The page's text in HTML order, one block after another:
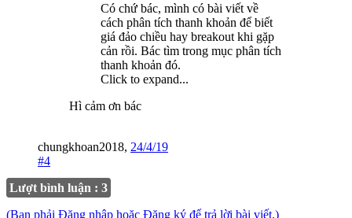
Có chứ bác, mình có bài viết về
cách phân tích thanh khoản để biết
giá đảo chiều hay breakout khi gặp
cản rồi. Bác tìm trong mục phân tích
thanh khoản đó.
Click to expand...
Hì cảm ơn bác
chungkhoan2018, 24/4/19
#4
Lượt bình luận : 3
(Bạn phải Đăng nhập hoặc Đăng ký để trả lời bài viết.)